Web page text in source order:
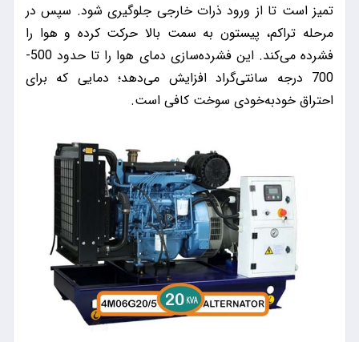
تمیز است تا از ورود ذرات خارجی جلوگیری شود. سپس در
مرحله تراکم، پیستون به سمت بالا حرکت کرده و هوا را
فشرده می‌کند. این فشرده‌سازی دمای هوا را تا حدود 500-
700 درجه سانتی‌گراد افزایش می‌دهد؛ دمایی که برای
احتراق خودبه‌خودی سوخت کافی است.